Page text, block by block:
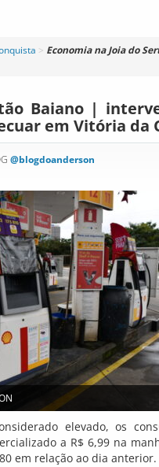
> Economia na Joia do
Baiano |
em Vitória da
@blogdoanderson
elevado, os
a R$ 6,99 na
em relação ao dia anterior.